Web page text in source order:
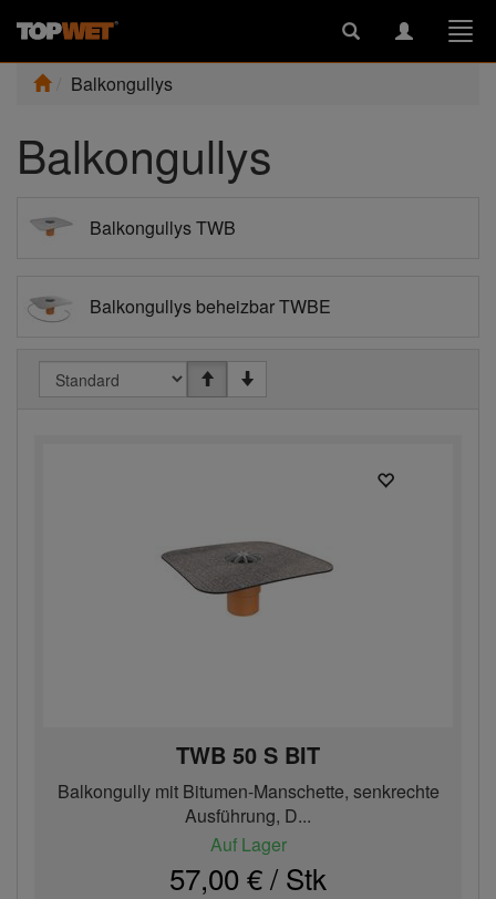
Toggle
Toggle
Balkongullys
Balkongullys
Balkongullys TWB
Balkongullys beheizbar TWBE
TWB 50 S BIT
Balkongully mit Bitumen-Manschette, senkrechte
Ausführung, D...
Auf Lager
57,00 € / Stk